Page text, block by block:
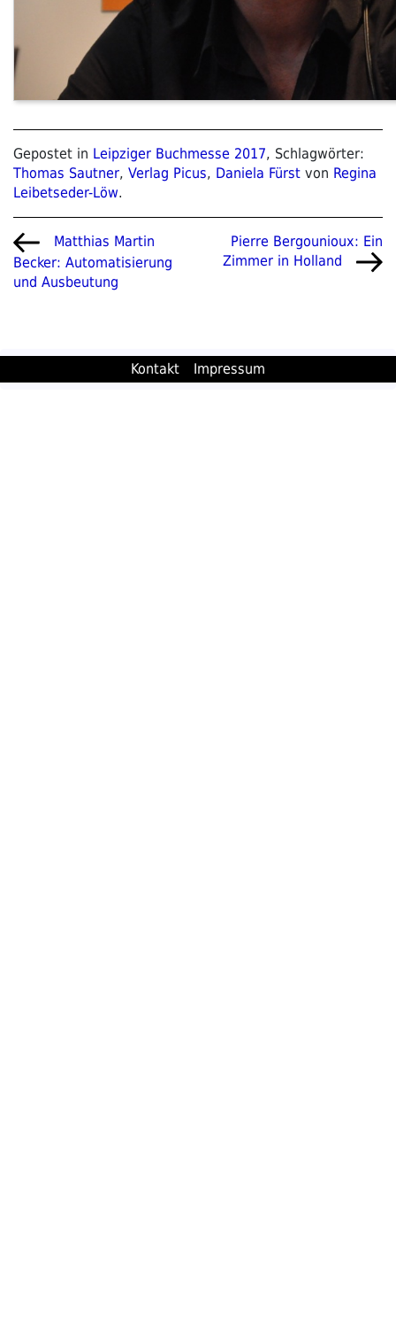
Gepostet in Leipziger Buchmesse 2017, Schlagwörter:
Thomas Sautner, Verlag Picus, Daniela Fürst von Regina
Leibetseder-Löw.
Beitragsnavigation
Vorheriger
Beitrag
Matthias Martin
Becker: Automatisierung
und Ausbeutung
Nächster
Beitrag
Pierre Bergounioux: Ein
Zimmer in Holland
Kontakt Impressum